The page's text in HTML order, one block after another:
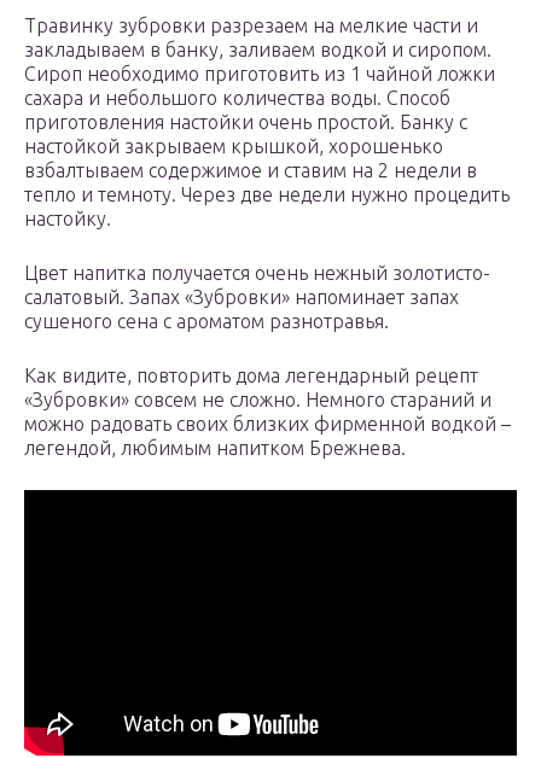
Травинку зубровки разрезаем на мелкие части и
закладываем в банку, заливаем водкой и сиропом.
Сироп необходимо приготовить из 1 чайной ложки
сахара и небольшого количества воды. Способ
приготовления настойки очень простой. Банку с
настойкой закрываем крышкой, хорошенько
взбалтываем содержимое и ставим на 2 недели в
тепло и темноту. Через две недели нужно процедить
настойку.
Цвет напитка получается очень нежный золотисто-
салатовый. Запах «Зубровки» напоминает запах
сушеного сена с ароматом разнотравья.
Как видите, повторить дома легендарный рецепт
«Зубровки» совсем не сложно. Немного стараний и
можно радовать своих близких фирменной водкой –
легендой, любимым напитком Брежнева.